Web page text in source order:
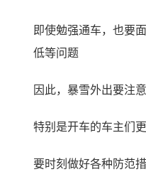
即使勉强通车，也要
低等问题
因此，暴雪外出要注
特别是开车的车主们
要时刻做好各种防范